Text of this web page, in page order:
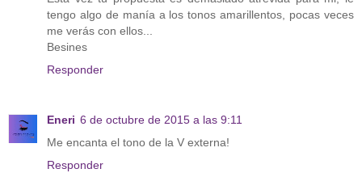
tengo algo de manía a los tonos amarillentos, pocas veces
me verás con ellos...
Besines
Responder
Eneri 6 de octubre de 2015 a las 9:11
Me encanta el tono de la V externa!
Responder